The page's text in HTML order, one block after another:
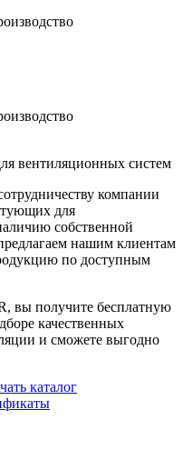
вентиляционных систем
компании
для
собственной
нашим клиентам
по доступным
вы получите бесплатную
качественных
и сможете выгодно
каталог